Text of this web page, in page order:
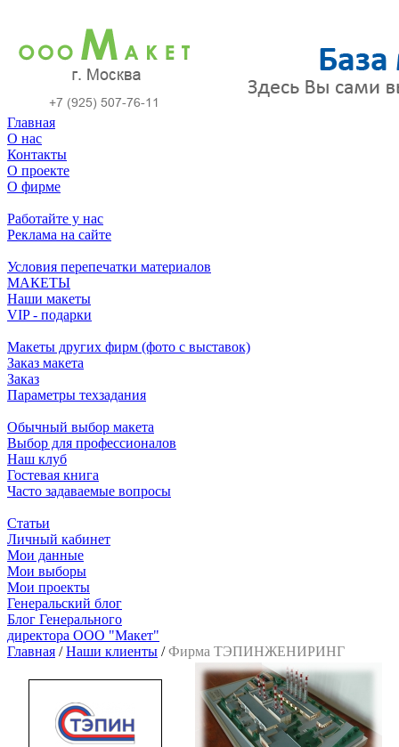
Главная
О нас
Контакты
О проекте
О фирме
Работайте у нас
Реклама на сайте
Условия перепечатки материалов
МАКЕТЫ
Наши макеты
VIP - подарки
Макеты других фирм (фото с выставок)
Заказ макета
Заказ
Параметры техзадания
Обычный выбор макета
Выбор для профессионалов
Наш клуб
Гостевая книга
Часто задаваемые вопросы
Статьи
Личный кабинет
Мои данные
Мои выборы
Мои проекты
Генеральский блог
Блог Генерального
директора ООО "Макет"
Главная /Наши клиенты /Фирма ТЭПИНЖЕНИРИНГ